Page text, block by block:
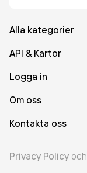
Alla kategorier
API & Kartor
Logga in
Om oss
Kontakta oss
Privacy Policy och